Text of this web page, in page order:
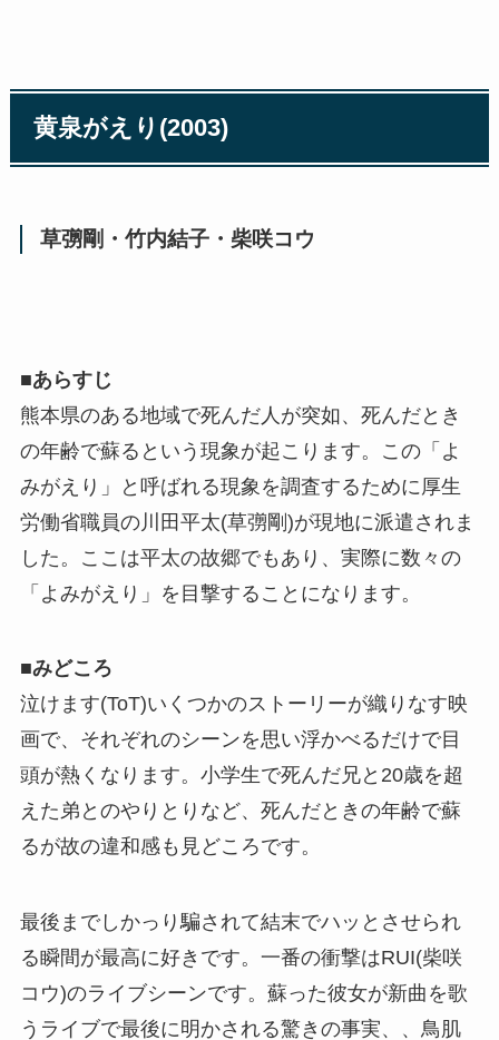
黄泉がえり(2003)
草彅剛・竹内結子・柴咲コウ
■あらすじ
熊本県のある地域で死んだ人が突如、死んだとき
の年齢で蘇るという現象が起こります。この「よ
みがえり」と呼ばれる現象を調査するために厚生
労働省職員の川田平太(草彅剛)が現地に派遣されま
した。ここは平太の故郷でもあり、実際に数々の
「よみがえり」を目撃することになります。
■みどころ
泣けます(ToT)いくつかのストーリーが織りなす映
画で、それぞれのシーンを思い浮かべるだけで目
頭が熱くなります。小学生で死んだ兄と20歳を超
えた弟とのやりとりなど、死んだときの年齢で蘇
るが故の違和感も見どころです。
最後までしかっり騙されて結末でハッとさせられ
る瞬間が最高に好きです。一番の衝撃はRUI(柴咲
コウ)のライブシーンです。蘇った彼女が新曲を歌
うライブで最後に明かされる驚きの事実、、鳥肌